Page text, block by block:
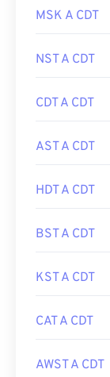
MSK A CDT
NST A CDT
CDT A CDT
AST A CDT
HDT A CDT
BST A CDT
KST A CDT
CAT A CDT
AWST A CDT